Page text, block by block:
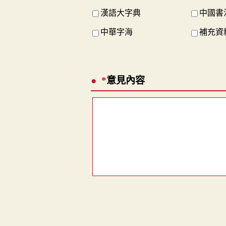
漢語大字典 中國書
中華字海 補充資
*意見內容